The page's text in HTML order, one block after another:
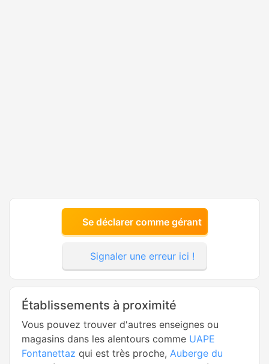
Se déclarer comme gérant
Signaler une erreur ici !
Établissements à proximité
Vous pouvez trouver d'autres enseignes ou
magasins dans les alentours comme UAPE
Fontanettaz qui est très proche, Auberge du